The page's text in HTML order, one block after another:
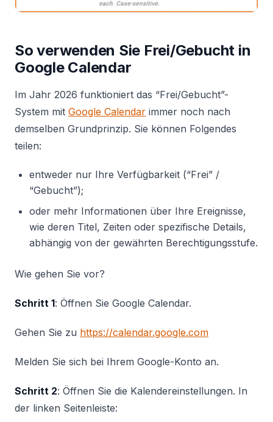
So verwenden Sie Frei/Gebucht in
Google Calendar
Im Jahr 2026 funktioniert das “Frei/Gebucht”-
System mit Google Calendar immer noch nach
demselben Grundprinzip. Sie können Folgendes
teilen:
entweder nur Ihre Verfügbarkeit (“Frei” /
“Gebucht”);
oder mehr Informationen über Ihre Ereignisse,
wie deren Titel, Zeiten oder spezifische Details,
abhängig von der gewährten Berechtigungsstufe.
Wie gehen Sie vor?
Schritt 1: Öffnen Sie Google Calendar.
Gehen Sie zu https://calendar.google.com
Melden Sie sich bei Ihrem Google-Konto an.
Schritt 2: Öffnen Sie die Kalendereinstellungen. In
der linken Seitenleiste: